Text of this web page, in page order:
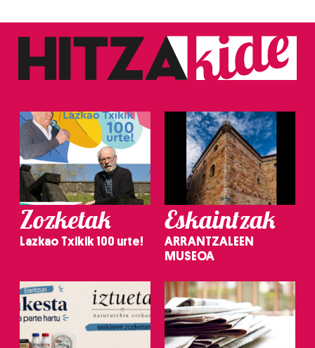
Zozketak
Lazkao Txikik 100 urte!
Eskaintzak
ARRANTZALEEN
MUSEOA